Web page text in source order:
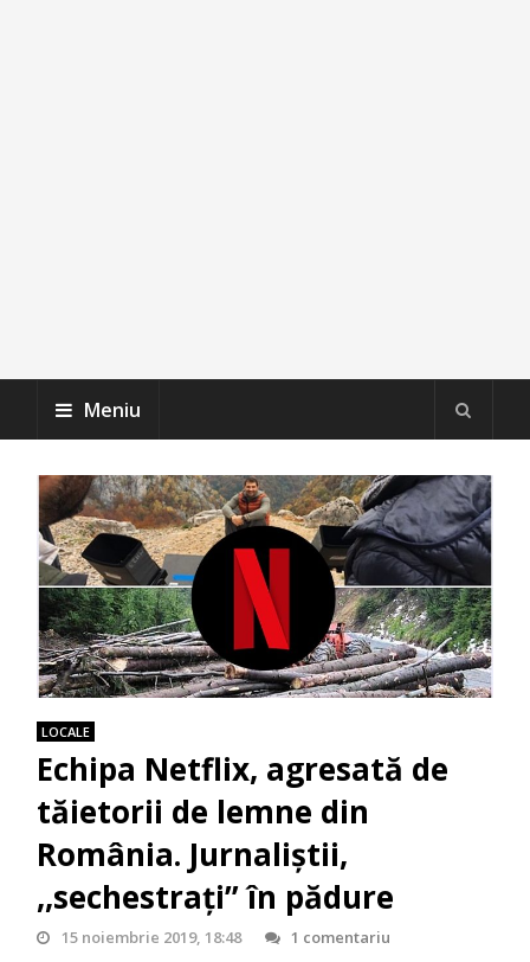
Meniu
LOCALE
Echipa Netflix, agresată de
tăietorii de lemne din
România. Jurnaliștii,
,,sechestrați” în pădure
15 noiembrie 2019, 18:48 1 comentariu